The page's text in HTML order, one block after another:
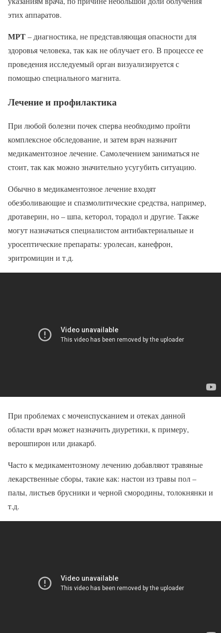
этих аппаратов.
МРТ– диагностика, не представляющая опасности для
здоровья человека, так как не облучает его. В процессе ее
проведения исследуемый орган визуализируется с
помощью специального магнита.
Лечение и профилактика
При любой болезни почек сперва необходимо пройти
комплексное обследование, и затем врач назначит
медикаментозное лечение. Самолечением заниматься не
стоит, так как можно значительно усугубить ситуацию.
Обычно в медикаментозное лечение входят
обезболивающие и спазмолитические средства, например,
дротаверин, но – шпа, кеторол, торадол и другие. Также
могут назначаться специалистом антибактериальные и
уросептические препараты: уролесан, канефрон,
эритромицин и т.д.
При проблемах с мочеиспусканием и отеках данной
области врач может назначить диуретики, к примеру,
верошпирон или диакарб.
Часто к медикаментозному лечению добавляют травяные
лекарственные сборы, такие как: настои из травы пол –
палы, листьев брусники и черной смородины, толокнянки и
т.д.